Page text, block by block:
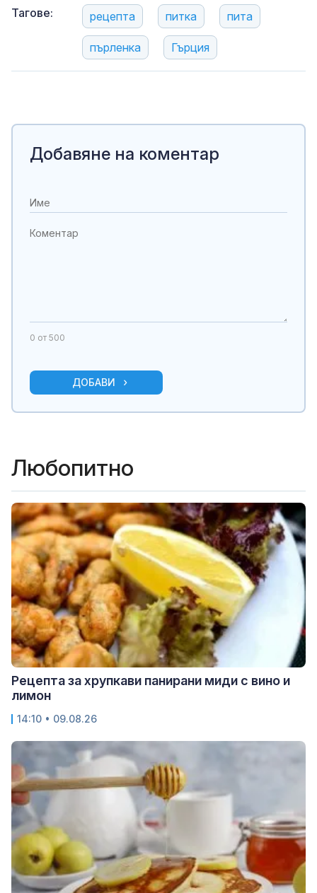
Тагове: рецепта питка пита
пърленка Гърция
Добавяне на коментар
0 от 500
ДОБАВИ
Любопитно
Рецепта за хрупкави панирани миди с вино и
лимон
14:10 • 09.08.26